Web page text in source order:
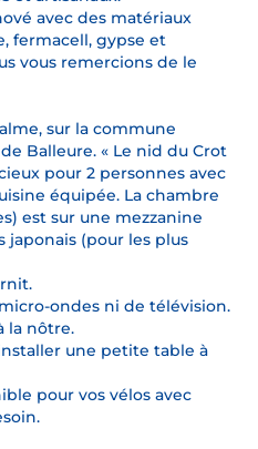
avec des matériaux
fermacell, gypse et
vous remercions de le
sur la commune
Balleure. « Le nid du Crot
pour 2 personnes avec
équipée. La chambre
est sur une mezzanine
japonais (pour les plus
ondes ni de télévision.
la nôtre.
une petite table à
pour vos vélos avec